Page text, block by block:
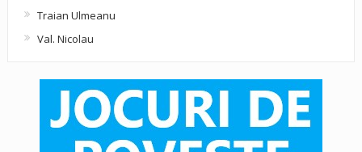
Traian Ulmeanu
Val. Nicolau